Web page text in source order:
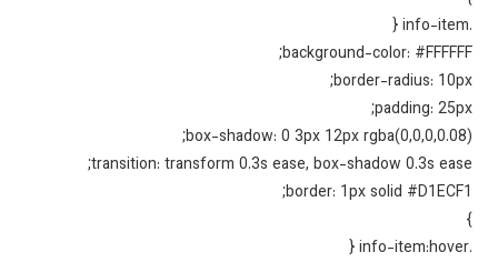
background-color:
border-radius:
padding:
box-shadow: 0 3px 12px
transition: transform 0.3s ease, box-shadow 0.3s
border: 1px solid